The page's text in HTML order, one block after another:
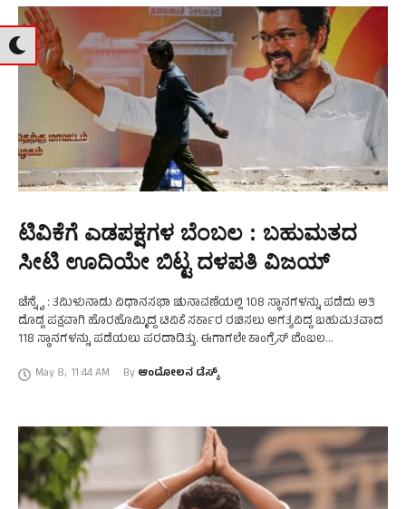
ಟಿವಿಕೆಗೆ ಎಡಪಕ್ಷಗಳ ಬೆಂಬಲ : ಬಹುಮತದ
ಸೀಟಿ ಊದಿಯೇ ಬಿಟ್ಟ ದಳಪತಿ ವಿಜಯ್‌
ಚೆನ್ನೈ : ತಮಿಳುನಾಡು ವಿಧಾನಸಭಾ ಚುನಾವಣೆಯಲ್ಲಿ 108 ಸ್ಥಾನಗಳನ್ನು ಪಡೆದು ಅತಿ
ದೊಡ್ಡ ಪಕ್ಷವಾಗಿ ಹೊರಹೊಮ್ಮಿದ್ದ ಟಿವಿಕೆ ಸರ್ಕಾರ ರಚಿಸಲು ಅಗತ್ಯವಿದ್ದ ಬಹುಮತವಾದ
118 ಸ್ಥಾನಗಳನ್ನು ಪಡೆಯಲು ಪರದಾಡಿತ್ತು. ಈಗಾಗಲೇ ಕಾಂಗ್ರೆಸ್ ಬೆಂಬಲ
May 8, 11:44 AM By ಆಂದೋಲನ ಡೆಸ್ಕ್